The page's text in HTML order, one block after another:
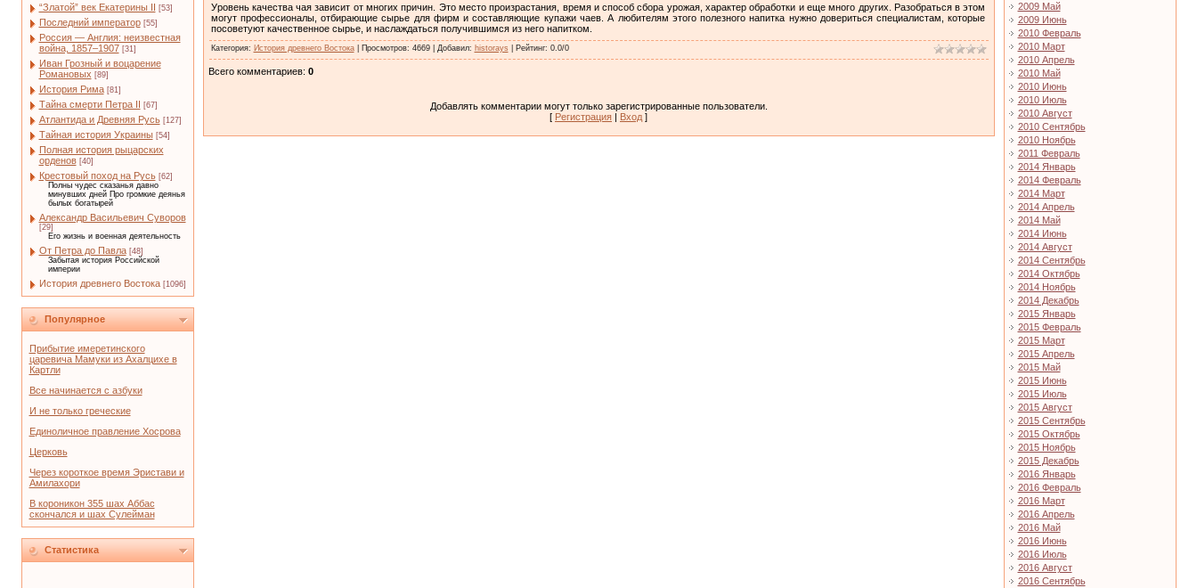
“Златой” век Екатерины II [53]
Последний император [55]
Россия — Англия: неизвестная
война, 1857–1907 [31]
Иван Грозный и воцарение
Романовых [89]
История Рима [81]
Тайна смерти Петра II [67]
Атлантида и Древняя Русь [127]
Тайная история Украины [54]
Полная история рыцарских
орденов [40]
Крестовый поход на Русь [62]
Полны чудес сказанья давно
минувших дней Про громкие деянья
былых богатырей
Александр Васильевич Суворов
[29]
Его жизнь и военная деятельность
От Петра до Павла [48]
Забытая история Российской
империи
История древнего Востока [1096]
Популярное
Прибытие имеретинского
царевича Мамуки из Ахалцихе в
Картли
Все начинается с азбуки
И не только греческие
Единоличное правление Хосрова
Церковь
Через короткое время Эристави и
Амилахори
В короникон 355 шах Аббас
скончался и шах Сулейман
Статистика
Уровень качества чая зависит от многих причин. Это место произрастания, время и способ сбора урожая, характер обработки и еще много других. Разобраться в этом
могут профессионалы, отбирающие сырье для фирм и составляющие купажи чаев. А любителям этого полезного напитка нужно довериться специалистам, которые
посоветуют качественное сырье, и наслаждаться получившимся из него напитком.
Категория: История древнего Востока| Просмотров: 4669| Добавил: historays Рейтинг: 0.0/0
Всего комментариев: 0
Добавлять комментарии могут только зарегистрированные пользователи.
[ Регистрация | Вход ]
2009 Май
2009 Июнь
2010 Февраль
2010 Март
2010 Апрель
2010 Май
2010 Июнь
2010 Июль
2010 Август
2010 Сентябрь
2010 Ноябрь
2011 Февраль
2014 Январь
2014 Февраль
2014 Март
2014 Апрель
2014 Май
2014 Июнь
2014 Август
2014 Сентябрь
2014 Октябрь
2014 Ноябрь
2014 Декабрь
2015 Январь
2015 Февраль
2015 Март
2015 Апрель
2015 Май
2015 Июнь
2015 Июль
2015 Август
2015 Сентябрь
2015 Октябрь
2015 Ноябрь
2015 Декабрь
2016 Январь
2016 Февраль
2016 Март
2016 Апрель
2016 Май
2016 Июнь
2016 Июль
2016 Август
2016 Сентябрь